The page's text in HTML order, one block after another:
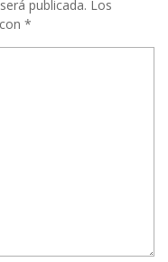
publicada. Los
*